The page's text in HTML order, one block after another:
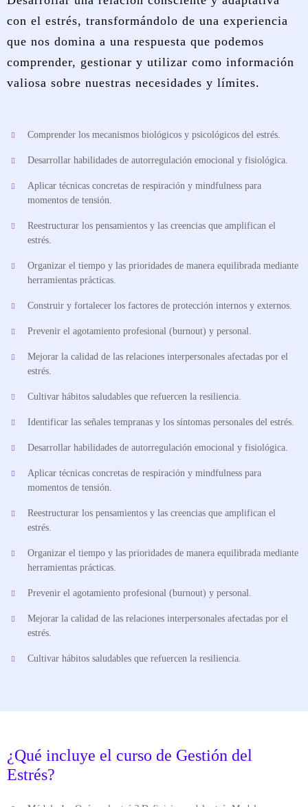
con el estrés, transformándolo de una experiencia
que nos domina a una respuesta que podemos
comprender, gestionar y utilizar como información
valiosa sobre nuestras necesidades y límites.
Comprender los mecanismos biológicos y psicológicos del estrés.
Desarrollar habilidades de autorregulación emocional y fisiológica.
Aplicar técnicas concretas de respiración y mindfulness para
momentos de tensión.
Reestructurar los pensamientos y las creencias que amplifican el
estrés.
Organizar el tiempo y las prioridades de manera equilibrada mediante
herramientas prácticas.
Construir y fortalecer los factores de protección internos y externos.
Prevenir el agotamiento profesional (burnout) y personal.
Mejorar la calidad de las relaciones interpersonales afectadas por el
estrés.
Cultivar hábitos saludables que refuercen la resiliencia.
Identificar las señales tempranas y los síntomas personales del estrés.
Desarrollar habilidades de autorregulación emocional y fisiológica.
Aplicar técnicas concretas de respiración y mindfulness para
momentos de tensión.
Reestructurar los pensamientos y las creencias que amplifican el
estrés.
Organizar el tiempo y las prioridades de manera equilibrada mediante
herramientas prácticas.
Prevenir el agotamiento profesional (burnout) y personal.
Mejorar la calidad de las relaciones interpersonales afectadas por el
estrés.
Cultivar hábitos saludables que refuercen la resiliencia.
¿Qué incluye el curso de Gestión del
Estrés?